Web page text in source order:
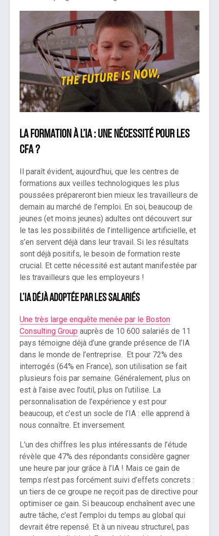
La formation à l’IA : une nécessité pour les
CFA ?
Il paraît évident, aujourd’hui, que les centres de
formations aux veilles technologiques les plus
poussées prépareront bien mieux les travailleurs de
demain au marché de l’emploi. En soi, beaucoup de
jeunes (et moins jeunes) adultes ont découvert sur
le tas les possibilités de l’intelligence artificielle, et
s’en servent déjà dans leur travail. Si les résultats
sont déjà positifs, le besoin de formation reste
crucial. Et cette nécessité est autant manifestée par
les travailleurs que les employeurs !
L’IA déjà adoptée par les salariés
Une très large enquête menée par le Boston
Consulting Group auprès de 10 600 salariés de 11
pays témoigne déjà d’une grande présence de l’IA
dans le monde de l’entreprise. Et pour 72% des
interrogés (64% en France), son utilisation se fait
plusieurs fois par semaine. Généralement, plus on
est à l’aise avec l’outil, plus on l’utilise. La
personnalisation de l’expérience y est pour
beaucoup, et c’est un socle de l’IA : elle apprend à
nous connaître. Et inversement.
L’un des chiffres les plus intéressants de l’étude
révèle que 47% des répondants considère gagner
une heure par jour grâce à l’IA ! Mais ce gain de
temps n’est pas forcément suivi d’effets concrets :
un tiers de ce groupe ne reçoit pas de directive pour
optimiser ce gain. Si beaucoup enchaînent avec une
autre tâche, c’est l’emploi du temps au global qui
devrait être repensé. Et à un niveau structurel, pas